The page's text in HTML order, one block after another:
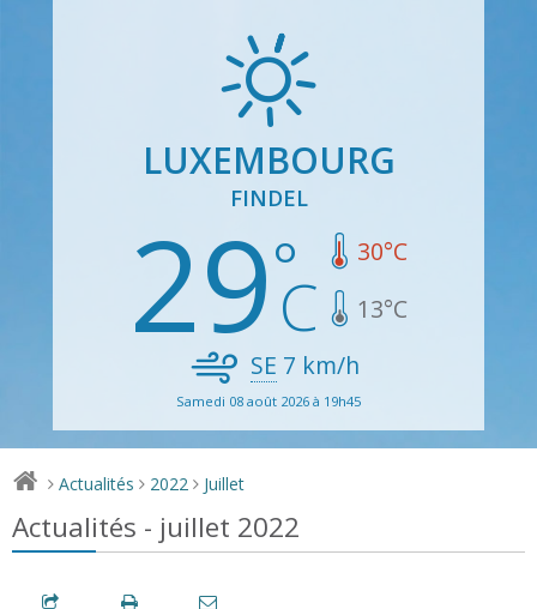
LUXEMBOURG
FINDEL
29 30°C
13°C
SE 7 km/h
Samedi 08 août 2026 à 19h45
> Actualités > 2022 > Juillet
Actualités - juillet 2022